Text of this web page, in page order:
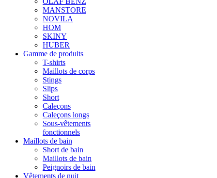
MANSTORE
NOVILA
HOM
SKINY
HUBER
Gamme de produits
T-shirts
Maillots de corps
Stings
Slips
Short
Caleçons
Caleçons longs
Sous-vêtements
fonctionnels
Maillots de bain
Short de bain
Maillots de bain
Peignoirs de bain
Vêtements de nuit